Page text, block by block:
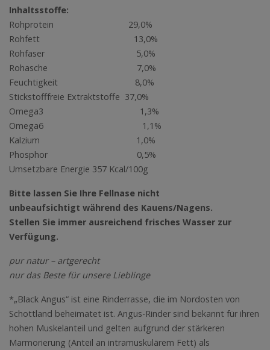
Inhaltsstoffe:
Rohprotein 29,0%
Rohfett 13,0%
Rohfaser 5,0%
Rohasche 7,0%
Feuchtigkeit 8,0%
Stickstofffreie Extraktstoffe 37,0%
Omega3 1,3%
Omega6 1,1%
Kalzium 1,0%
Phosphor 0,5%
Umsetzbare Energie 357 Kcal/100g
Bitte lassen Sie Ihre Fellnase nicht
unbeaufsichtigt während des Kauens/Nagens.
Stellen Sie immer ausreichend frisches Wasser zur
Verfügung.
pur natur – artgerecht
nur das Beste für unsere Lieblinge
*„Black Angus“ ist eine Rinderrasse, die im Nordosten von
Schottland beheimatet ist. Angus-Rinder sind bekannt für ihren
hohen Muskelanteil und gelten aufgrund der stärkeren
Marmorierung (Anteil an intramuskulärem Fett) als